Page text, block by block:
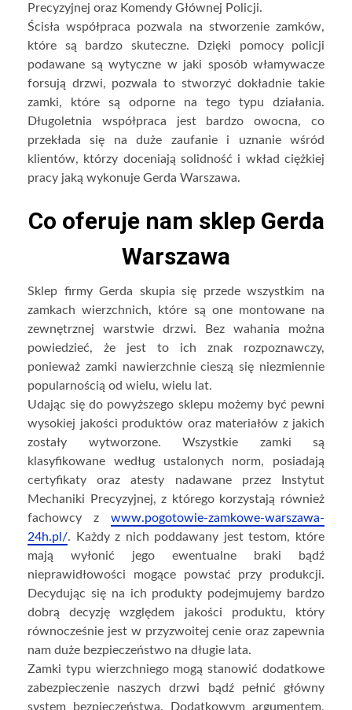
Precyzyjnej oraz Komendy Głównej Policji.
Ścisła współpraca pozwala na stworzenie zamków,
które są bardzo skuteczne. Dzięki pomocy policji
podawane są wytyczne w jaki sposób włamywacze
forsują drzwi, pozwala to stworzyć dokładnie takie
zamki, które są odporne na tego typu działania.
Długoletnia współpraca jest bardzo owocna, co
przekłada się na duże zaufanie i uznanie wśród
klientów, którzy doceniają solidność i wkład ciężkiej
pracy jaką wykonuje Gerda Warszawa.
Co oferuje nam sklep Gerda
Warszawa
Sklep firmy Gerda skupia się przede wszystkim na
zamkach wierzchnich, które są one montowane na
zewnętrznej warstwie drzwi. Bez wahania można
powiedzieć, że jest to ich znak rozpoznawczy,
ponieważ zamki nawierzchnie cieszą się niezmiennie
popularnością od wielu, wielu lat.
Udając się do powyższego sklepu możemy być pewni
wysokiej jakości produktów oraz materiałów z jakich
zostały wytworzone. Wszystkie zamki są
klasyfikowane według ustalonych norm, posiadają
certyfikaty oraz atesty nadawane przez Instytut
Mechaniki Precyzyjnej, z którego korzystają również
fachowcy z www.pogotowie-zamkowe-warszawa-
24h.pl/. Każdy z nich poddawany jest testom, które
mają wyłonić jego ewentualne braki bądź
nieprawidłowości mogące powstać przy produkcji.
Decydując się na ich produkty podejmujemy bardzo
dobrą decyzję względem jakości produktu, który
równocześnie jest w przyzwoitej cenie oraz zapewnia
nam duże bezpieczeństwo na długie lata.
Zamki typu wierzchniego mogą stanowić dodatkowe
zabezpieczenie naszych drzwi bądź pełnić główny
system bezpieczeństwa. Dodatkowym argumentem,